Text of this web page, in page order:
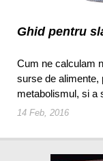
Ghid pentru
Cum ne calculam
surse de alimente,
metabolismul, si a
14 Feb, 2016